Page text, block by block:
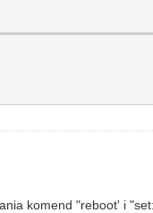
komend "reboot' i